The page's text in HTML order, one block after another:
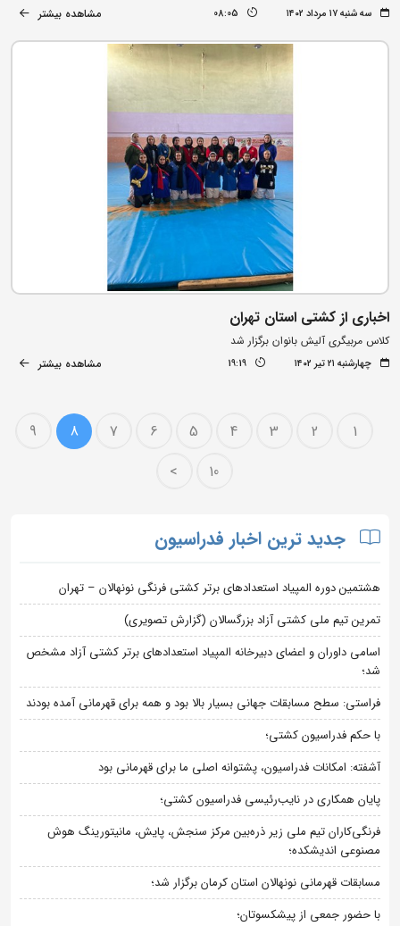
سه شنبه ۱۷ مرداد ۱۴۰۲ 08:05 مشاهده بیشتر
اخباری از کشتی استان تهران
کلاس مربیگری آلیش بانوان برگزار شد
چهارشنبه ۲۱ تیر ۱۴۰۲ 19:19 مشاهده بیشتر
1
2
3
4
5
6
7
8
9
10
>
جدید ترین اخبار فدراسیون
هشتمین دوره المپیاد استعدادهای برتر کشتی فرنگی نونهالان – تهران
تمرین تیم ملی کشتی آزاد بزرگسالان (گزارش تصویری)
اسامی داوران و اعضای دبیرخانه المپیاد استعدادهای برتر کشتی آزاد مشخص
شد؛
فراستی: سطح مسابقات جهانی بسیار بالا بود و همه برای قهرمانی آمده بودند
با حکم فدراسیون کشتی؛
آشفته: امکانات فدراسیون، پشتوانه اصلی ما برای قهرمانی بود
پایان همکاری در نایب‌رئیسی فدراسیون کشتی؛
فرنگی‌کاران تیم ملی زیر ذره‌بین مرکز سنجش، پایش، مانیتورینگ هوش
مصنوعی اندیشکده؛
مسابقات قهرمانی نونهالان استان کرمان برگزار شد؛
با حضور جمعی از پیشکسوتان؛